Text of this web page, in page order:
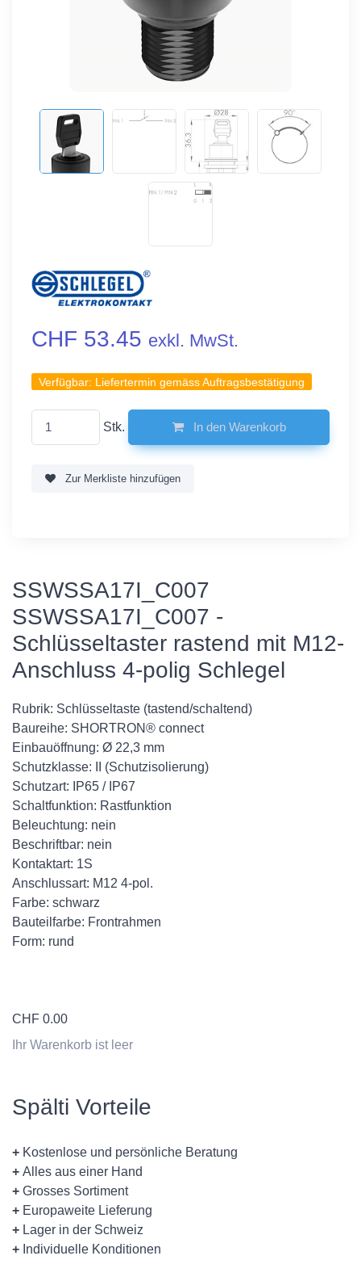
CHF 53.45 exkl. MwSt.
Verfügbar: Liefertermin gemäss Auftragsbestätigung
Stk. In den Warenkorb
Zur Merkliste hinzufügen
SSWSSA17I_C007
SSWSSA17I_C007 -
Schlüsseltaster rastend mit M12-
Anschluss 4-polig Schlegel
Rubrik: Schlüsseltaste (tastend/schaltend)
Baureihe: SHORTRON® connect
Einbauöffnung: Ø 22,3 mm
Schutzklasse: II (Schutzisolierung)
Schutzart: IP65 / IP67
Schaltfunktion: Rastfunktion
Beleuchtung: nein
Beschriftbar: nein
Kontaktart: 1S
Anschlussart: M12 4-pol.
Farbe: schwarz
Bauteilfarbe: Frontrahmen
Form: rund
CHF 0.00
Ihr Warenkorb ist leer
Spälti Vorteile
+ Kostenlose und persönliche Beratung
+ Alles aus einer Hand
+ Grosses Sortiment
+ Europaweite Lieferung
+ Lager in der Schweiz
+ Individuelle Konditionen